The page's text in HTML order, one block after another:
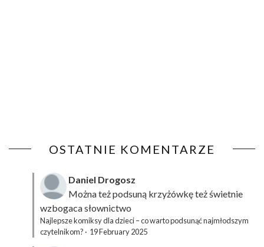
OSTATNIE KOMENTARZE
Daniel Drogosz
Można też podsuną krzyżówkęteż świetnie
wzbogaca słownictwo
Najlepsze komiksy dla dzieci – co warto podsunąć najmłodszym
czytelnikom? · 19 February 2025